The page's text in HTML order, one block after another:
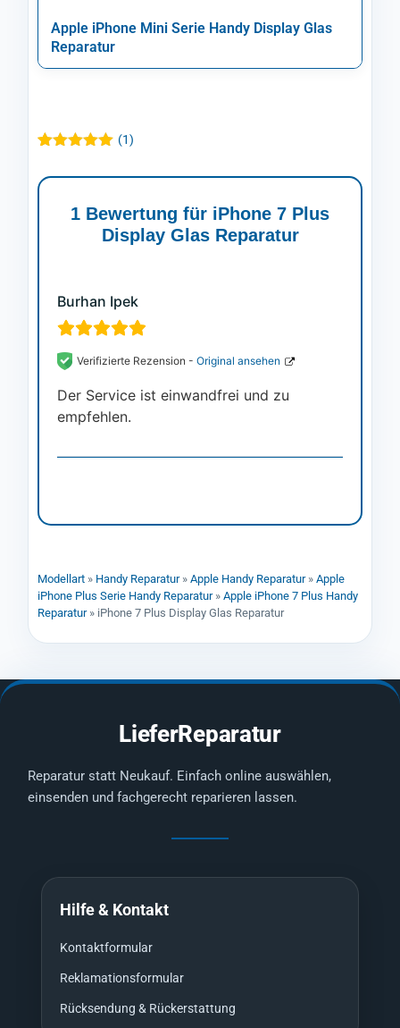
Apple iPhone Mini Serie Handy Display Glas
Reparatur
5.00von 5,
basierend
Kundenbewertung
(1)
1 Bewertung für iPhone 7 Plus
Display Glas Reparatur
Burhan Ipek
Verifizierte Rezension - Original ansehen
Der Service ist einwandfrei und zu
empfehlen.
Modellart » Handy Reparatur» Apple Handy Reparatur» Apple
iPhone Plus Serie Handy Reparatur» Apple iPhone 7 Plus Handy
Reparatur» iPhone 7 Plus Display Glas Reparatur
LieferReparatur
Reparatur statt Neukauf. Einfach online auswählen,
einsenden und fachgerecht reparieren lassen.
Hilfe & Kontakt
Kontaktformular
Reklamationsformular
Rücksendung & Rückerstattung